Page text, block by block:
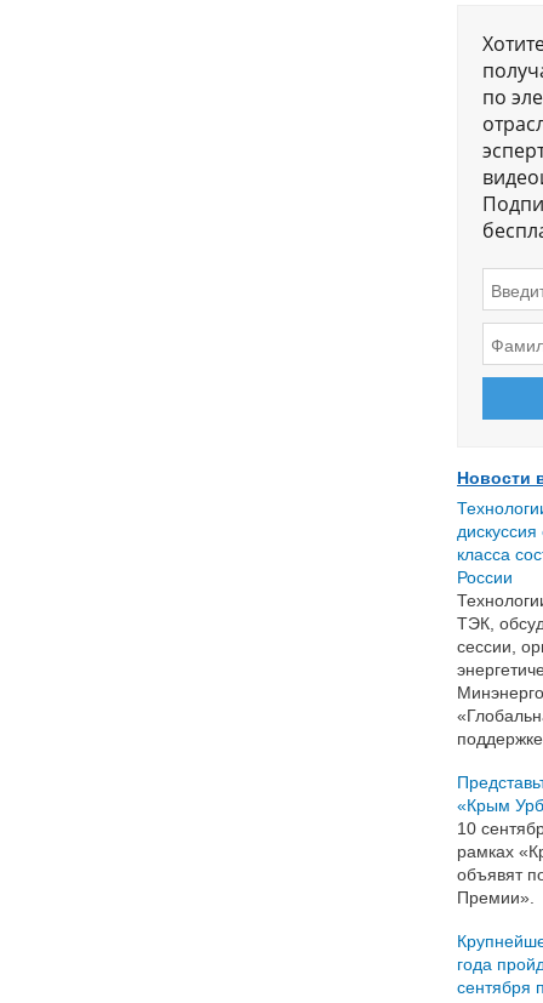
по
Новости
класса
России
ТЭК,
сессии,
«Крым
10
рамках
объявят
Премии».
года
сентября